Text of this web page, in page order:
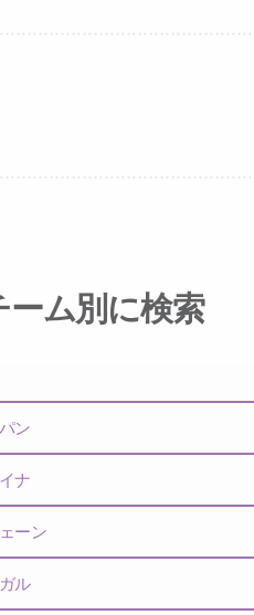
ーム別に検索
ン
ナ
ーン
ル